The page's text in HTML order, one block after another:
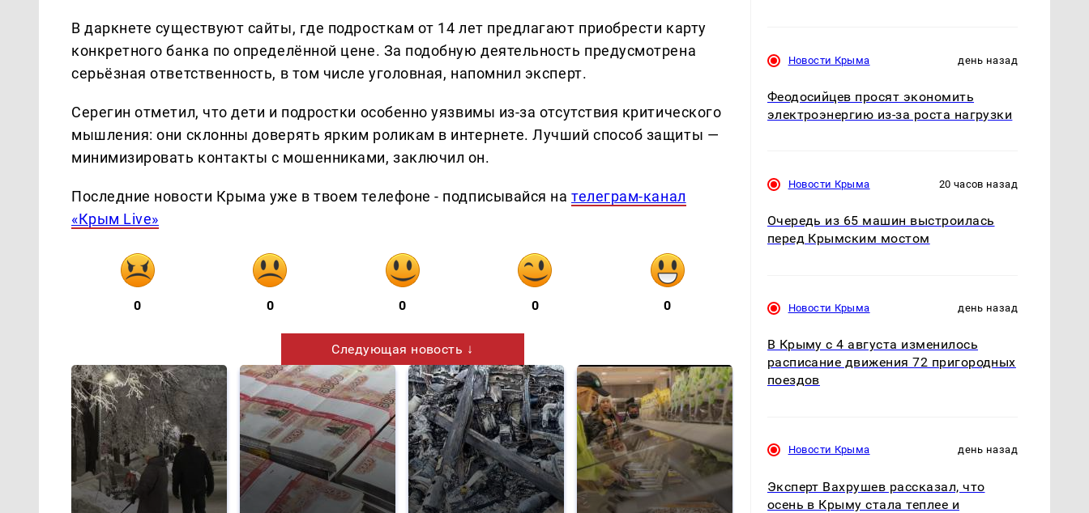
В даркнете существуют сайты, где подросткам от 14 лет предлагают приобрести карту
конкретного банка по определённой цене. За подобную деятельность предусмотрена
серьёзная ответственность, в том числе уголовная, напомнил эксперт.
Серегин отметил, что дети и подростки особенно уязвимы из-за отсутствия критического
мышления: они склонны доверять ярким роликам в интернете. Лучший способ защиты —
минимизировать контакты с мошенниками, заключил он.
Последние новости Крыма уже в твоем телефоне - подписывайся нателеграм-канал
«Крым Live»
0 0 0 0 0
Следующая новость ↓
Новости Крыма день назад
Феодосийцев просят экономить
электроэнергию из-за роста нагрузки
Новости Крыма 20 часов назад
Очередь из 65 машин выстроилась
перед Крымским мостом
Новости Крыма день назад
В Крыму с 4 августа изменилось
расписание движения 72 пригородных
поездов
Новости Крыма день назад
Эксперт Вахрушев рассказал, что
осень в Крыму стала теплее и